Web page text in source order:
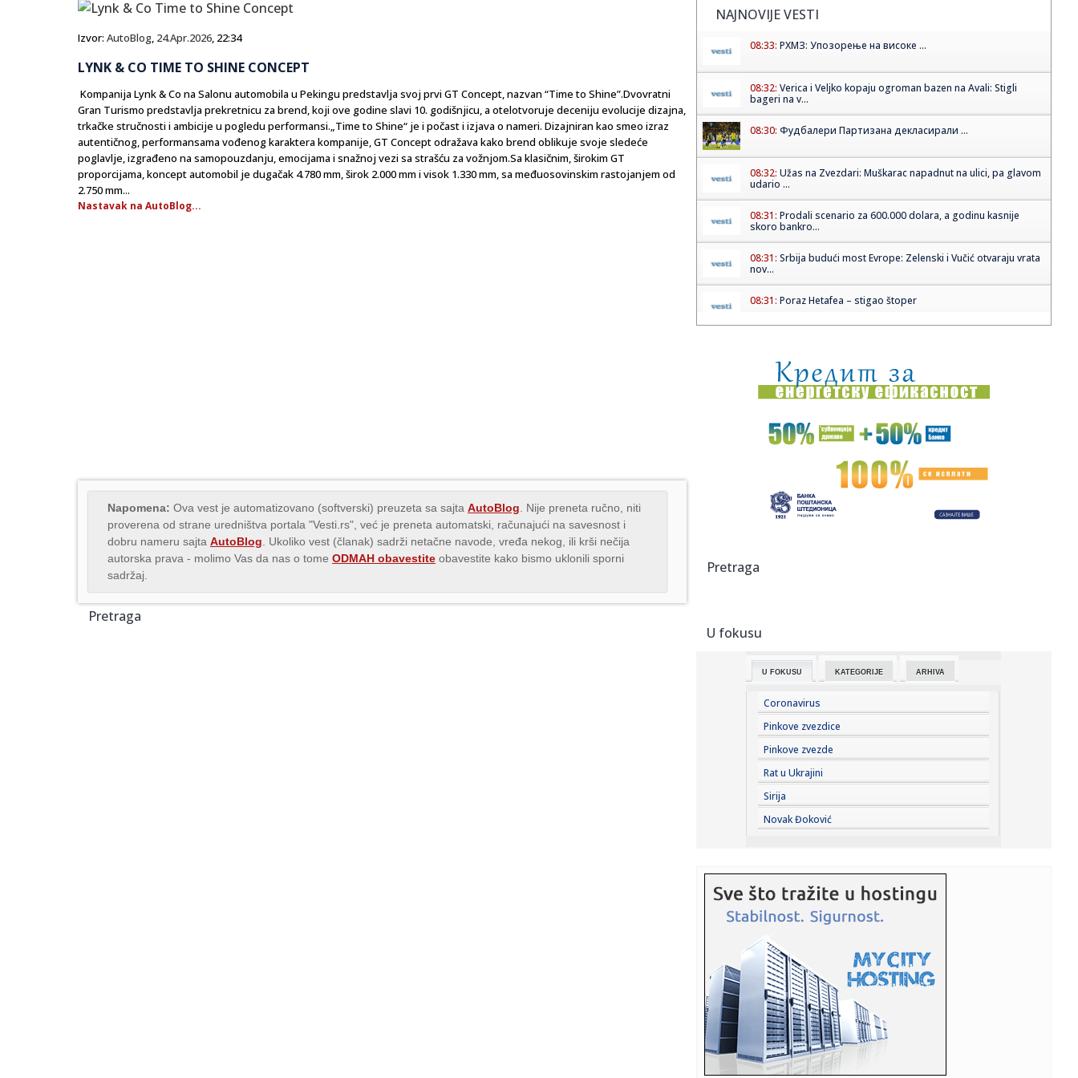
Izvor: AutoBlog, 24.Apr.2026, 22:34
LYNK & CO TIME TO SHINE CONCEPT
Kompanija Lynk & Co na Salonu automobila u Pekingu predstavlja svoj prvi GT Concept, nazvan “Time to Shine”.Dvovratni
Gran Turismo predstavlja prekretnicu za brend, koji ove godine slavi 10. godišnjicu, a otelotvoruje deceniju evolucije dizajna,
trkačke stručnosti i ambicije u pogledu performansi.„Time to Shine“ je i počast i izjava o nameri. Dizajniran kao smeo izraz
autentičnog, performansama vođenog karaktera kompanije, GT Concept odražava kako brend oblikuje svoje sledeće
poglavlje, izgrađeno na samopouzdanju, emocijama i snažnoj vezi sa strašću za vožnjom.Sa klasičnim, širokim GT
proporcijama, koncept automobil je dugačak 4.780 mm, širok 2.000 mm i visok 1.330 mm, sa međuosovinskim rastojanjem od
2.750 mm...
Nastavak na AutoBlog...
Napomena: Ova vest je automatizovano (softverski) preuzeta sa sajta AutoBlog . Nije preneta ručno, niti
proverena od strane uredništva portala "Vesti.rs", već je preneta automatski, računajući na savesnost i
dobru nameru sajta AutoBlog . Ukoliko vest (članak) sadrži netačne navode, vređa nekog, ili krši nečija
autorska prava - molimo Vas da nas o tome ODMAH obavestite obavestite kako bismo uklonili sporni
sadržaj.
Pretraga
NAJNOVIJE VESTI
08:33: РХМЗ: Упозорење на високе ...
08:32: Verica i Veljko kopaju ogroman bazen na Avali: Stigli
bageri na v...
08:30: Фудбалери Партизана декласирали ...
08:32: Užas na Zvezdari: Muškarac napadnut na ulici, pa glavom
udario ...
08:31: Prodali scenario za 600.000 dolara, a godinu kasnije
skoro bankro...
08:31: Srbija budući most Evrope: Zelenski i Vučić otvaraju vrata
nov...
08:31: Poraz Hetafea – stigao štoper
08:28:Detalji drame Luke Dončića i Anamarije: Bivša ga udarila
gde n...
08:27:Preokret u FIFA: Argentina javno podržala Infantina!
Смањен бродски саобраћај кроз ...
08:25:U većem delu Srbije bez restrikcija vode
08:18:
08:18:
Partizan na skeneru B92.sport: Sekov u poželjnom paketu
08:18:Požari u Srbiji i dalje bukte; Evo gde je najteža situacija
FOT...
08:16:HETAFE SPREMA BOMBU PRED PARTIZAN: U Madrid stiže
vezista plaće...
08:14:Изложба Наде Кажић „Врт за моју ...
08:12: Kasnio sa igrom, pa napravio drugu gde ga igrači bizarno
kažnja...
08:11:
upozor...
08:11:Kineski obaveštajci: Evo ko stoji iza krize u Seuti
08:10:Ovaj električni Nissan prešao je skoro 2.000 km sa jednim
rezer...
08:09:Stigli gastarbajteri: Trubači, veselje i pune ulice – romska
Pretraga
U fokusu
U FOKUSU KATEGORIJE ARHIVA
Coronavirus
Pinkove zvezdice
Pinkove zvezde
Rat u Ukrajini
Sirija
Novak Đoković